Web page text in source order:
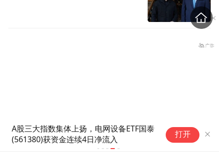
A股三大指数集体上扬，电网设备ETF国泰
(561380)获资金连续4日净流入
打开